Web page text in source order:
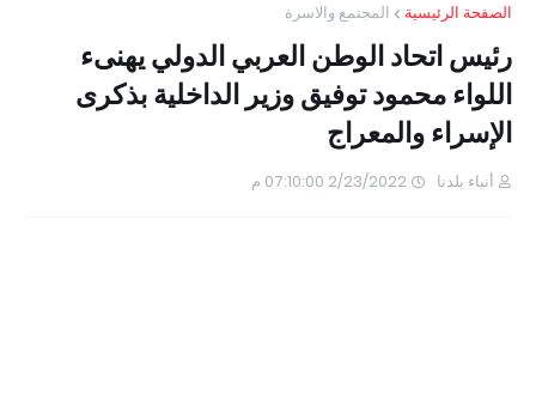
الصفحة الرئيسية المجتمع والاسرة
رئيس اتحاد الوطن العربي الدولي يهنىء
اللواء محمود توفيق وزير الداخلية بذكرى
الإسراء والمعراج
أنباء بلدنا 2/23/2022 07:10:00 م